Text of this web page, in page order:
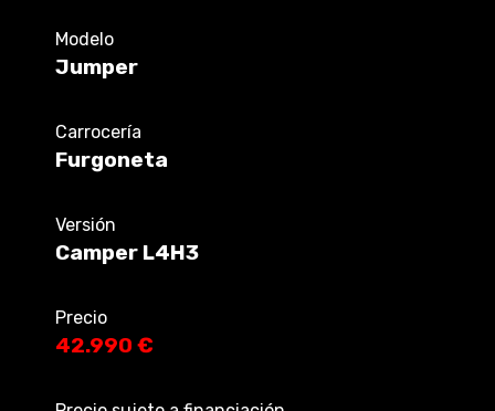
Modelo
Jumper
Carrocería
Furgoneta
Versión
Camper L4H3
Precio
42.990 €